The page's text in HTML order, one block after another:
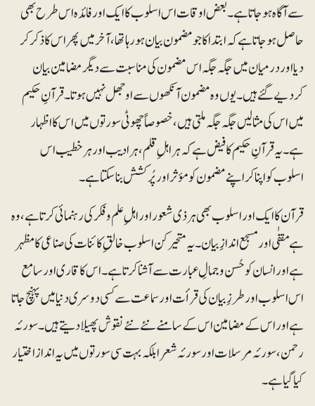
سے آگاہ ہوجاتا ہے۔ بعض اوقات اس اسلوب کا ایک اور فائدہ اس طرح بھی
حاصل ہوجاتا ہے کہ ابتدا کا جو مضمون بیان ہورہا تھا، آخر میں پھر اس کا ذکر کر
دیا اور درمیان میں جگہ جگہ اس مضمون کی مناسبت سے دیگر مضامین بیان
کردیے گئے ہیں۔ یوں وہ مضمون آنکھوں سے اوجھل نہیں ہوتا۔ قرآنِ حکیم
میں اس کی مثالیں جگہ جگہ ملتی ہیں، خصوصاً چھوٹی سورتوں میں اس کا اظہار
ہے۔یہ قرآنِ حکیم کا فیض ہے کہ ہر اہلِ قلم، ہر ادیب اور ہرخطیب اس
اسلوب کو اپناکر اپنے مضمون کو مؤثر اور پُرکشش بنا سکتا ہے۔
قرآن کا ایک اور اسلوب بھی ہر ذی شعور اور اہلِ علم و فکر کی رہنمائی کرتا ہے، وہ
ہے مقفٰی اور مسجع اندازِ بیان۔ یہ متحیر کن اسلوب خالقِ کائنات کی صناعی کا مظہر
ہے اور انسان کو حُسن و جمالِ عبارت سے آشنا کرتا ہے۔ اس کا قاری اور سامع
اس اسلوب اور طرزِبیان کی قرأت اور سماعت سے کسی دوسری دنیا میں پہنچ جاتا
ہے اور اس کے مضامین اس کے سامنے نئے نئے نقوش پھیلا دیتے ہیں۔ سورئہ
رحمن، سورئہ مرسلات اور سورئہ شعرا بلکہ بہت سی سورتوں میں یہ انداز اختیار
کیا گیا ہے۔